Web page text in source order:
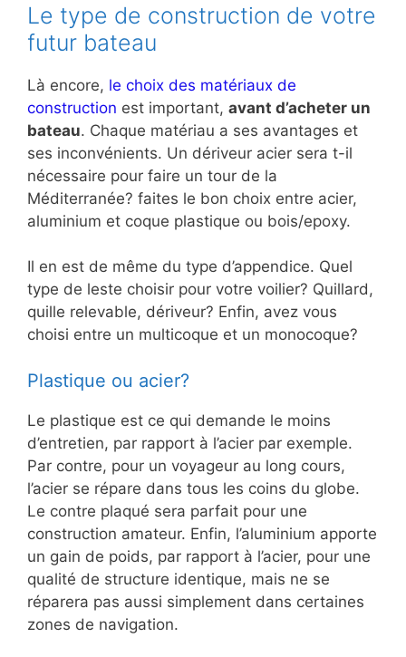
Le type de construction de votre
futur bateau
Là encore, le choix des matériaux de
construction est important, avant d’acheter un
bateau. Chaque matériau a ses avantages et
ses inconvénients. Un dériveur acier sera t-il
nécessaire pour faire un tour de la
Méditerranée? faites le bon choix entre acier,
aluminium et coque plastique ou bois/epoxy.
Il en est de même du type d’appendice. Quel
type de leste choisir pour votre voilier? Quillard,
quille relevable, dériveur? Enfin, avez vous
choisi entre un multicoque et un monocoque?
Plastique ou acier?
Le plastique est ce qui demande le moins
d’entretien, par rapport à l’acier par exemple.
Par contre, pour un voyageur au long cours,
l’acier se répare dans tous les coins du globe.
Le contre plaqué sera parfait pour une
construction amateur. Enfin, l’aluminium apporte
un gain de poids, par rapport à l’acier, pour une
qualité de structure identique, mais ne se
réparera pas aussi simplement dans certaines
zones de navigation.